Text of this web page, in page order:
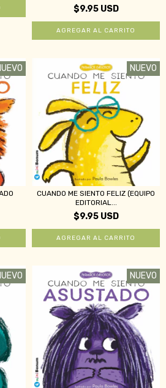
$9.95 USD
NUEVO
CUANDO ME SIENTO FELIZ (EQUIPO
EDITORIAL...
$9.95 USD
NUEVO